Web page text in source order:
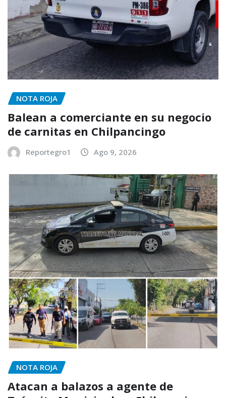
NOTA ROJA
Balean a comerciante en su negocio
de carnitas en Chilpancingo
Reportegro1 Ago 9, 2026
NOTA ROJA
Atacan a balazos a agente de